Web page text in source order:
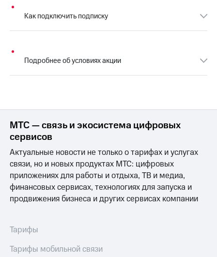
Интернет,
Спутниковое
Поддержка
и подписки
МТС
Подписка
на гигабайты
интернета,
фильмы,
музыка
группа
и многое
и услуги,
к геолокации
Сертификаты
безопасности
Всё
под
рукой
в Мой МТС
есть
Как подключить подписку
Подробнее об условиях акции
МТС — связь и экосистема цифровых
сервисов
Актуальные новости не только о тарифах и услугах
связи, но и новых продуктах МТС: цифровых
приложениях для работы и отдыха, ТВ и медиа,
финансовых сервисах, технологиях для запуска и
продвижения бизнеса и других сервисах компании
Тарифы
Тарифы мобильной связи